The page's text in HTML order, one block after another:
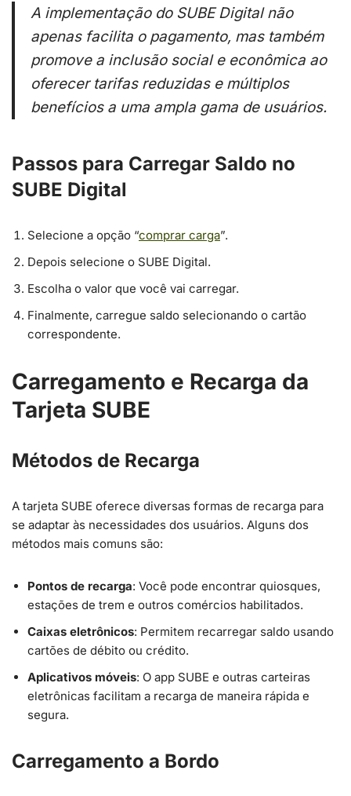
A implementação do SUBE Digital não
apenas facilita o pagamento, mas também
promove a inclusão social e econômica ao
oferecer tarifas reduzidas e múltiplos
benefícios a uma ampla gama de usuários.
Passos para Carregar Saldo no
SUBE Digital
Selecione a opção “comprar carga”.
Depois selecione o SUBE Digital.
Escolha o valor que você vai carregar.
Finalmente, carregue saldo selecionando o cartão
correspondente.
Carregamento e Recarga da
Tarjeta SUBE
Métodos de Recarga
A tarjeta SUBE oferece diversas formas de recarga para
se adaptar às necessidades dos usuários. Alguns dos
métodos mais comuns são:
Pontos de recarga: Você pode encontrar quiosques,
estações de trem e outros comércios habilitados.
Caixas eletrônicos: Permitem recarregar saldo usando
cartões de débito ou crédito.
Aplicativos móveis: O app SUBE e outras carteiras
eletrônicas facilitam a recarga de maneira rápida e
segura.
Carregamento a Bordo